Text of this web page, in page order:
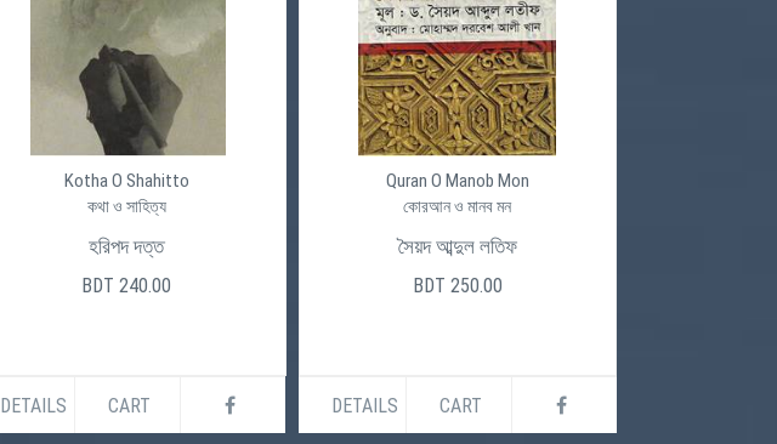
Kotha O Shahitto
কথা ও সাহিত্য
হরিপদ দত্ত
BDT 240.00
DETAILS CART
Quran O Manob Mon
কোরআন ও মানব মন
সৈয়দ আব্দুল লতিফ
BDT 250.00
DETAILS CART